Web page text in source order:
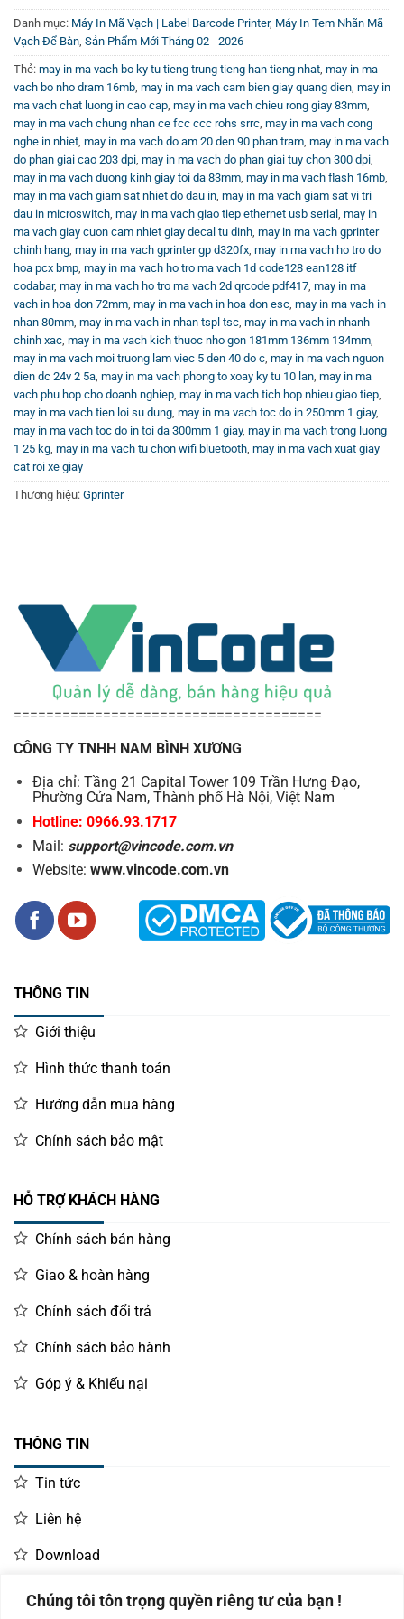
Chúng tôi tôn trọng quyền riêng tư của bạn !
Trường
Máy in hỗ trợ nhiều giao diện kết nối như RS232, USB,
Ethernet, cùng với tùy chọn kết nối không dây qua
Bluetooth và WiFi. Ngoài ra, máy còn hỗ trợ kết nối ngăn
kéo đựng tiền 24V, tạo điều kiện thuận lợi cho các quầy
giao dịch bán lẻ và hệ thống POS. Sự đa dạng về giao tiếp
giúp máy dễ dàng tích hợp với nhiều hệ thống quản lý và
các thiết bị ngoại vi hiện có.
Đảm Bảo Chất Lượng In Ấn Với Mực In Chuyên
Dụng
Để đạt hiệu quả in ấn tối ưu, bạn nên sử dụngMực In Tem
Nhãn | Ribbon Barcode Label , giúp tăng độ bám màu,
chống trầy xước và bảo vệ tem nhãn bền đẹp theo thời
gian, phù hợp với nhiều loại tem và chất liệu khác nhau.
Cùng Theo Dõi Hướng Dẫn Và Ứng Dụng Thực
Tế
Để hiểu rõ hơn và nắm bắt các tính năng cũng như cách
vận hành của máy in tem nhãn đa năng này, bạn có thể
xem các video hướng dẫn chi tiết tạiKênh Youtube
Vincode. Đây là nguồn tư liệu bổ ích giúp khách hàng tận
Danh mục: Máy In Mã Vạch | Label Barcode Printer, Máy In Tem Nhãn Mã
Vạch Để Bàn, Sản Phẩm Mới Tháng 02 - 2026
Thẻ: may in ma vach bo ky tu tieng trung tieng han tieng nhat, may in ma
vach bo nho dram 16mb, may in ma vach cam bien giay quang dien, may in
ma vach chat luong in cao cap, may in ma vach chieu rong giay 83mm,
may in ma vach chung nhan ce fcc ccc rohs srrc, may in ma vach cong
nghe in nhiet, may in ma vach do am 20 den 90 phan tram, may in ma vach
do phan giai cao 203 dpi, may in ma vach do phan giai tuy chon 300 dpi,
may in ma vach duong kinh giay toi da 83mm, may in ma vach flash 16mb,
may in ma vach giam sat nhiet do dau in, may in ma vach giam sat vi tri
dau in microswitch, may in ma vach giao tiep ethernet usb serial , may in
ma vach giay cuon cam nhiet giay decal tu dinh, may in ma vach gprinter
chinh hang, may in ma vach gprinter gp d320fx, may in ma vach ho tro do
hoa pcx bmp, may in ma vach ho tro ma vach 1d code128 ean128 itf
codabar, may in ma vach ho tro ma vach 2d qrcode pdf417, may in ma
vach in hoa don 72mm, may in ma vach in hoa don esc, may in ma vach in
nhan 80mm, may in ma vach in nhan tspl tsc, may in ma vach in nhanh
chinh xac, may in ma vach kich thuoc nho gon 181mm 136mm 134mm,
may in ma vach moi truong lam viec 5 den 40 do c, may in ma vach nguon
dien dc 24v 2 5a, may in ma vach phong to xoay ky tu 10 lan, may in ma
vach phu hop cho doanh nghiep, may in ma vach tich hop nhieu giao tiep,
may in ma vach tien loi su dung, may in ma vach toc do in 250mm 1 giay,
may in ma vach toc do in toi da 300mm 1 giay, may in ma vach trong luong
1 25 kg, may in ma vach tu chon wifi bluetooth, may in ma vach xuat giay
cat roi xe giay
Thương hiệu: Gprinter
======================================
CÔNG TY TNHH NAM BÌNH XƯƠNG
Địa chỉ: Tầng 21 Capital Tower 109 Trần Hưng Đạo,
Phường Cửa Nam, Thành phố Hà Nội, Việt Nam
Hotline: 0966.93.1717
Mail: support@vincode.com.vn
Website: www.vincode.com.vn
THÔNG TIN
Giới thiệu
Hình thức thanh toán
Hướng dẫn mua hàng
Chính sách bảo mật
HỖ TRỢ KHÁCH HÀNG
Chính sách bán hàng
Giao & hoàn hàng
Chính sách đổi trả
Chính sách bảo hành
Góp ý & Khiếu nại
THÔNG TIN
Tin tức
Liên hệ
Download
LIÊN HỆ MUA HÀNG